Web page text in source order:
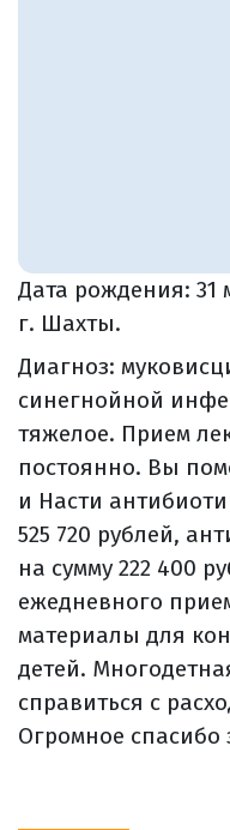
Дата рождения: 31
г. Шахты.
Диагноз:
синегнойной
тяжелое. Прием
постоянно. Вы
и Насти
525 720 рублей,
на сумму 222 400
ежедневного
материалы для
детей.
справиться с
Огромное спасибо